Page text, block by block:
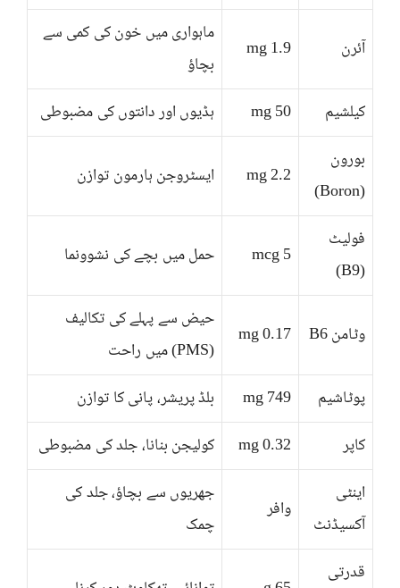
آئرن 1.9 mg
ماہواری میں خون کی کمی سے
بچاؤ
کیلشیم
50 mg
ہڈیوں اور دانتوں کی مضبوطی
بورون
(Boron)
2.2 mg ایسٹروجن ہارمون توازن
فولیٹ
(B9)
5 mcg حمل میں بچے کی نشوونما
وٹامن B6 0.17 mg
حیض سے پہلے کی تکالیف
(PMS) میں راحت
پوٹاشیم
749 mg
بلڈ پریشر، پانی کا توازن
کاپر
0.32 mg
کولیجن بنانا، جلد کی مضبوطی
اینٹی
آکسیڈنٹ
وافر
جھریوں سے بچاؤ، جلد کی
چمک
قدرتی